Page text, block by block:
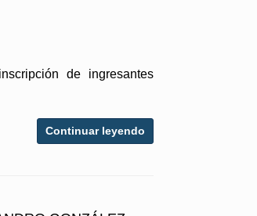
de ingresantes
Continuar leyendo